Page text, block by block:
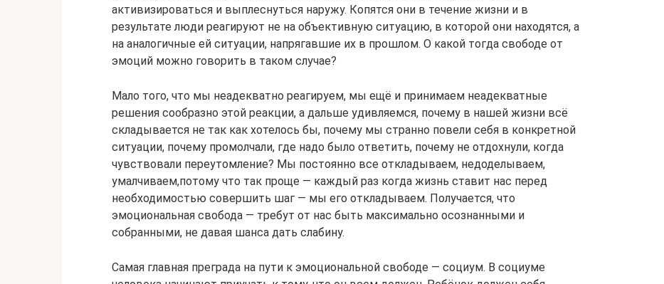
активизироваться и выплеснуться наружу. Копятся они в течение жизни и в
результате люди реагируют не на объективную ситуацию, в которой они находятся, а
на аналогичные ей ситуации, напрягавшие их в прошлом. О какой тогда свободе от
эмоций можно говорить в таком случае?
Мало того, что мы неадекватно реагируем, мы ещё и принимаем неадекватные
решения сообразно этой реакции, а дальше удивляемся, почему в нашей жизни всё
складывается не так как хотелось бы, почему мы странно повели себя в конкретной
ситуации, почему промолчали, где надо было ответить, почему не отдохнули, когда
чувствовали переутомление? Мы постоянно все откладываем, недоделываем,
умалчиваем,потому что так проще — каждый раз когда жизнь ставит нас перед
необходимостью совершить шаг — мы его откладываем. Получается, что
эмоциональная свобода — требут от нас быть максимально осознанными и
собранными, не давая шанса дать слабину.
Самая главная преграда на пути к эмоциональной свободе — социум. В социуме